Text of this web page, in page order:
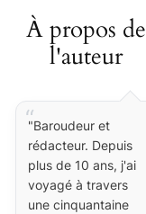
À propos de
l'auteur
"Baroudeur et
rédacteur. Depuis
plus de 10 ans, j'ai
voyagé à travers
une cinquantaine